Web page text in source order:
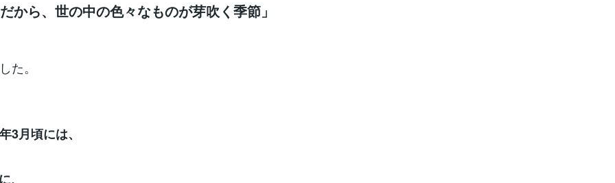
だから、世の中の色々なものが芽吹く季節」
た。
3月頃には、
、